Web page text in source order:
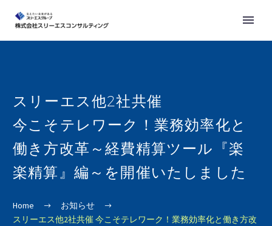
スリーエス他2社共催
今こそテレワーク！業務効率化と
働き方改革～経費精算ツール『楽
楽精算』編～を開催いたしました
Home
お知らせ
スリーエス他2社共催 今こそテレワーク！業務効率化と働き方改